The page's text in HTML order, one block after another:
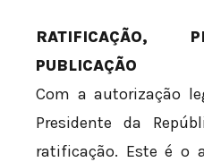
RATIFICAÇÃO,
PUBLICAÇÃO
Com a autorização
Presidente da
ratificação. Este é o